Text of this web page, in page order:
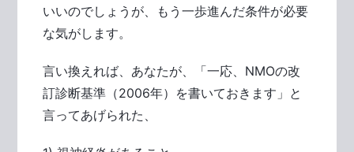
いいのでしょうが、もう一歩進んだ条件が必要
な気がします。
言い換えれば、あなたが、「一応、NMOの改
訂診断基準（2006年）を書いておきます」と
言ってあげられた、